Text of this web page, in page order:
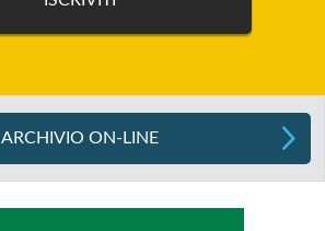
ARCHIVIO ON-LINE